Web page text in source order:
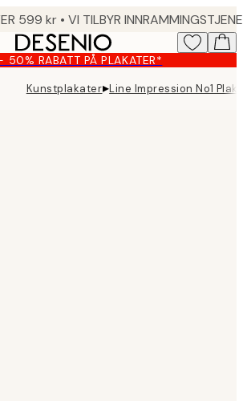
50% RABATT PÅ PLAKATER*
Kunstplakater▸Line Impression No1